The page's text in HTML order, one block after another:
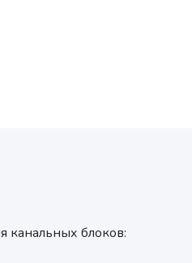
канальных блоков: